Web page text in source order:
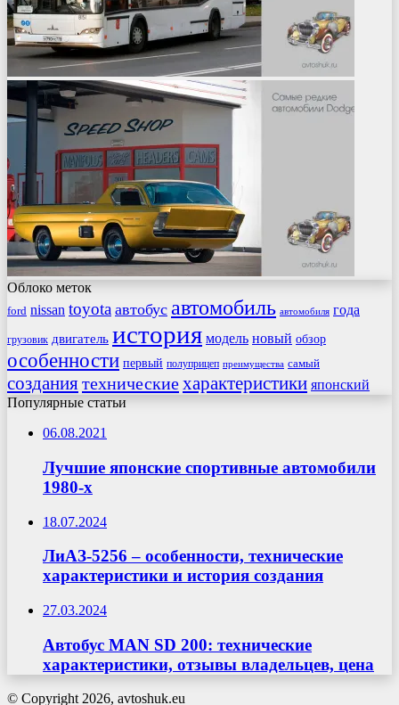
Облоко меток
ford nissan toyota автобус автомобиль автомобиля года
грузовик двигатель история модель новый обзор
особенности первый полуприцеп преимущества самый
созданиятехническиехарактеристики японский
Популярные статьи
06.08.2021
Лучшие японские спортивные автомобили
1980-х
18.07.2024
ЛиАЗ-5256 – особенности, технические
характеристики и история создания
27.03.2024
Автобус MAN SD 200: технические
характеристики, отзывы владельцев, цена
© Copyright 2026, avtoshuk.eu